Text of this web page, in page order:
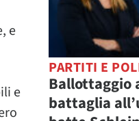
e
e
PARTITI E
Ballottaggio
battaglia